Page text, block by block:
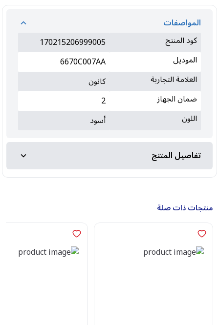
المواصفات
كود المنتج
170215206999005
الموديل
6670C007AA
العلامة التجارية
كانون
ضمان الجهاز
2
اللون
أسود
تفاصيل المنتج
منتجات ذات صلة